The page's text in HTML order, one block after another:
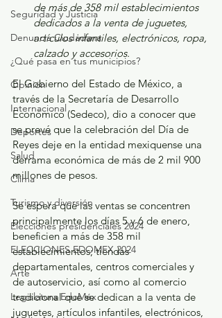
Seguridad y Justicia
Denuncia Ciudadana
¿Qué pasa en tus municipios?
Opinión
Internacional
Deportes
Salud
Clima
Turismo y diversión
Elecciones presidenciales 2024
ELECCIONES EDOMEX 2024
Arte
Legislatura EdoMéx
de más de 358 mil establecimientos
dedicados a la venta de juguetes,
artículos infantiles, electrónicos, ropa,
calzado y accesorios.
El Gobierno del Estado de México, a
través de la Secretaría de Desarrollo
Económico (Sedeco), dio a conocer que
se prevé que la celebración del Día de
Reyes deje en la entidad mexiquense una
derrama económica de más de 2 mil 900
millones de pesos.
Se espera que las ventas se concentren
principalmente los días 5 y 6 de enero,
beneficien a más de 358 mil
establecimientos; tiendas
departamentales, centros comerciales y
de autoservicio, así como al comercio
tradicional que se dedican a la venta de
juguetes, artículos infantiles, electrónicos,